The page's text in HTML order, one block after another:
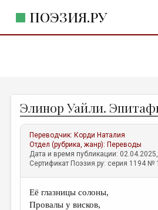
ПОЭЗИЯ.РУ
ЖАНРЫ
АВТОРЫ
КОММЕНТАРИИ
ЛИТСАЛОН
НОВОСТИ
Элинор Уайли.
Переводчик: Корди Наталия
Отдел (рубрика, жанр): Переводы
Дата и время публикации:
Сертификат Поэзия.ру: серия 1194 №
Её глазницы солоны,
Провалы у висков,